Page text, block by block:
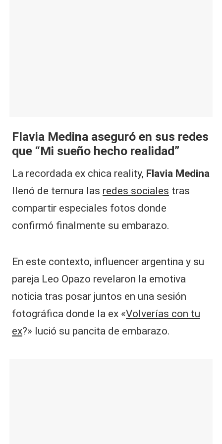
Flavia Medina aseguró en sus redes
que “Mi sueño hecho realidad”
La recordada ex chica reality, Flavia Medina
llenó de ternura las redes sociales tras
compartir especiales fotos donde
confirmó finalmente su embarazo.
En este contexto, influencer argentina y su
pareja Leo Opazo revelaron la emotiva
noticia tras posar juntos en una sesión
fotográfica donde la ex «Volverías con tu
ex?» lució su pancita de embarazo.